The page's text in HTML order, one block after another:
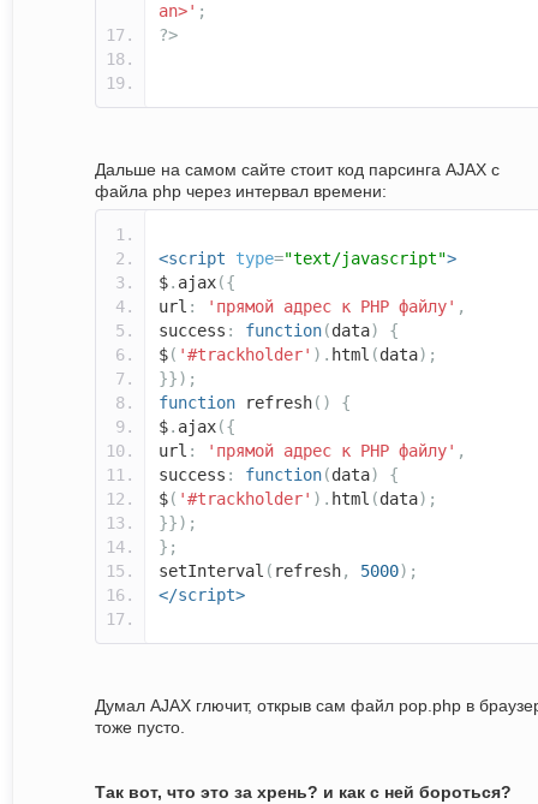
an>' ;
?>
Дальше на самом сайте стоит код парсинга AJAX с
файла php через интервал времени:
<script type="text/javascript">
$. ajax({
url : 'прямой адрес к PHP файлу' ,
success : function(data)
{
$( '#trackholder' ). html (data);
}});
function refresh()
{
$. ajax({
url : 'прямой адрес к PHP файлу' ,
success : function(data)
{
$( '#trackholder' ). html (data);
}});
};
setInterval ( refresh, 5000);
</script>
Думал AJAX глючит, открыв сам файл pop.php в
тоже пусто.
Так вот, что это за хрень? и как с ней бороться?